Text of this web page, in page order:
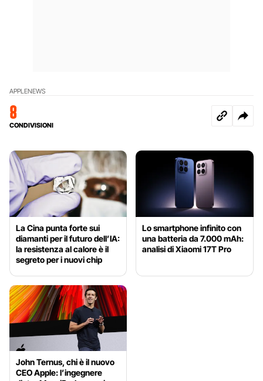
APPLENEWS
8
CONDIVISIONI
La Cina punta forte sui
diamanti per il futuro dell’IA:
la resistenza al calore è il
segreto per i nuovi chip
Lo smartphone infinito con
una batteria da 7.000 mAh:
analisi di Xiaomi 17T Pro
John Ternus, chi è il nuovo
CEO Apple: l’ingegnere